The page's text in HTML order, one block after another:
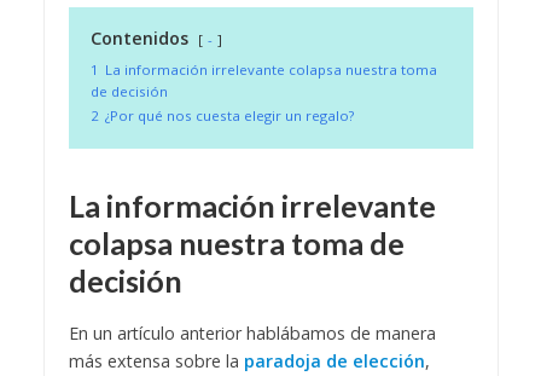
Contenidos
-
1 La información irrelevante colapsa nuestra toma
de decisión
2 ¿Por qué nos cuesta elegir un regalo?
La información irrelevante
colapsa nuestra toma de
decisión
En un artículo anterior hablábamos de manera
más extensa sobre la paradoja de elección,